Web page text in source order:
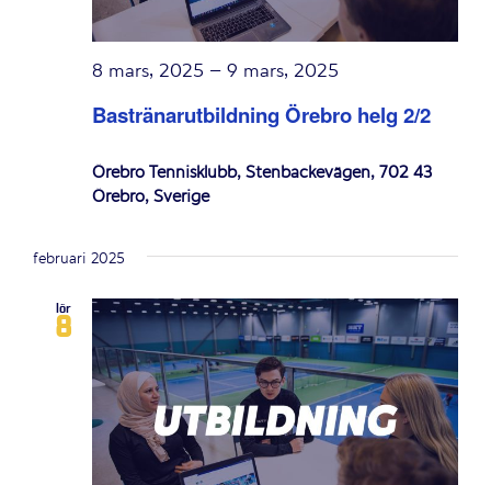
Bastränarutbildning Örebro helg 2/2
8 mars, 2025 – 9 mars, 2025
Örebro Tennisklubb, Stenbackevägen, 702 43
Örebro, Sverige
februari 2025
lör
8